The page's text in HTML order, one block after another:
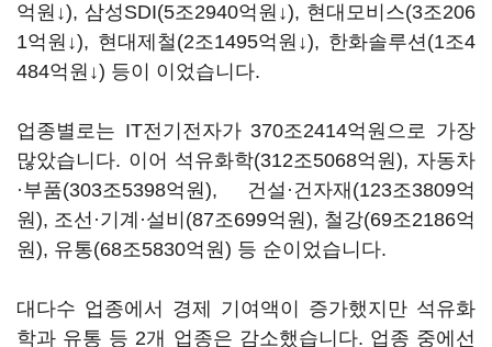
억원 ↓), 삼성SDI(5조2940억원 ↓), 현대모비스(3조206
1억원 ↓), 현대제철 (2조1495억원 ↓), 한화솔루션(1조4
484억원 ↓) 등이 이었습니다.
업종별로는 IT전기전자가 370조2414억원으로 가장
많았습니다. 이어 석유화학(312조5068억원), 자동차
·부품(303조5398억원), 건설·건자재 (123조3809억
원), 조선·기계·설비 (87조699억원), 철강(69조2186억
원), 유통(68조5830억원) 등 순이었습니다.
대다수 업종에서 경제 기여액이 증가했지만 석유화
학과 유통 등 2개 업종은 감소했습니다. 업종 중에선